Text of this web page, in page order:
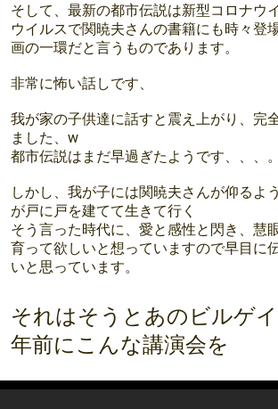
そして、最新の都市伝説は新型コロナウ
ウイルスで関暁夫さんの書籍にも時々登
画の一環だと言うものであります。
非常に怖い話しです、
我が家の子供達に話すと震え上がり、完
ました、w
都市伝説はまだ早過ぎたようです、、、。
しかし、我が子には関暁夫さんが仰るよ
が戸に戸を建てて生きて行く
そう言った時代に、愛と感性と閃き、慧
育って欲しいと想っていますので早目に
いと思っています。
それはそうとあのビルゲ
年前にこんな講演会を